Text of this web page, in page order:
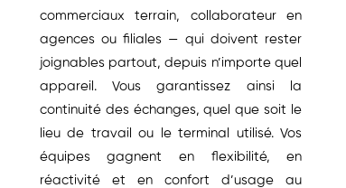
commerciaux terrain, collaborateur en
agences ou filiales — qui doivent rester
joignables partout, depuis n’importe quel
appareil. Vous garantissez ainsi la
continuité des échanges, quel que soit le
lieu de travail ou le terminal utilisé. Vos
équipes gagnent en flexibilité, en
réactivité et en confort d’usage au